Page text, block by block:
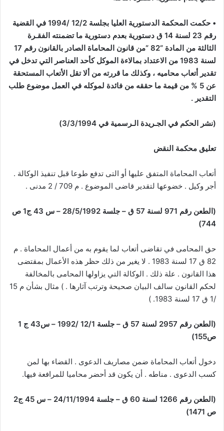
• حكمت المحكمة الدستورية العليا بجلسة 12/2 /1994 في القضية
رقم 23 لسنة 14 ق دستورية بعدم دستورية ما تضمنته الفقـرة
الثالثة من المادة “82 “من قانون المحاماة الصادر بالقانون رقم 17
لسنة 1983 من الاعتداد بمالاءة الموكل كأحد العناصر التي تدخل في
تقدير أتعاب محاميه ، وكذلك ما قررته من ألا تقل الأتعاب المستحقة
عن 5 % من قيمة ما حققه من فائدة لموكله في العمل موضوع طلب
التقدير .
(نشر الحكم في الجـريدة الـرسمية في 3/3/1994)
تعليق محكمة النقض
أتعاب المحاماة المتفق عليها أو التى تدفع طوعا قبل تنفيذ الوكالة .
أجر وكيل . خضوعها لتقدير قاضى الموضوع . م 709 / 2 مدنى .
(الطعن رقم 971 لسنة 57 ق – جلسة 28/5/1992 – س 43 ج1 ص
744)
حق المحامى في تقاضى أتعاب لما يقوم به من أعمال المحاماة . م
82 ق 17 لسنة 1983 . لا يغير من ذلك حظر هذه الأعمال بمقتضى
هذا القانون . علة ذلك . الوكالة التي يزاولها المحامى بالمخالفة
لحكم القانون سالف البيان صحيحة وترتب آثارها . ) مثال بشأن م 15
/1 ق 17 لسنة 1983. )
(الطعن رقم 2957 لسنة 57 ق – جلسة 12/1 /1992 – س43 ج 1
ص155)
دخول أتعاب المحاماة ضمن مصاريف الدعوى . القضاء بها لمن
كسب الدعوى . مناطه . أن يكون قد أحضر محاميا للمرافعة فيها.
(الطعن رقم 1266 لسنة 60 ق – جلسة 24/11/1994 – س 45 ج2
ص 1471)